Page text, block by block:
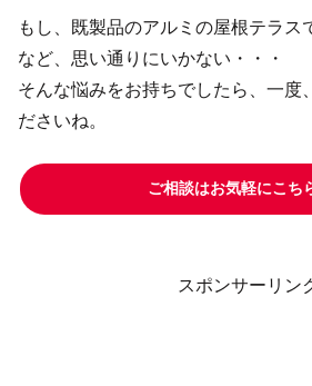
もし、既製品のアルミの屋根テラス
など、思い通りにいかない・・・
そんな悩みをお持ちでしたら、一度
ださいね。
ご相談はお気軽にこち
スポンサーリン